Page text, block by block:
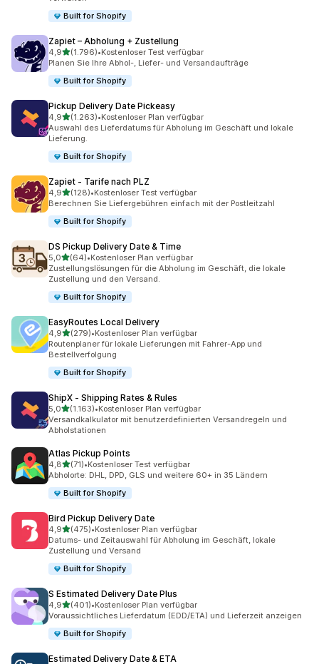
Built for Shopify
Zapiet – Abholung + Zustellung
4,9von 5 Sternen
(1.796)
1796 Rezensionen insgesamt
•Kostenloser Test verfügbar
Planen Sie Ihre Abhol-, Liefer- und Versandaufträge
Built for Shopify
Pickup Delivery Date Pickeasy
4,9von 5 Sternen
(1.263)
1263 Rezensionen insgesamt
•Kostenloser Plan verfügbar
Auswahl des Lieferdatums für Abholung im Geschäft und lokale
Lieferung.
Built for Shopify
Zapiet ‑ Tarife nach PLZ
4,9von 5 Sternen
(128)
128 Rezensionen insgesamt
•Kostenloser Test verfügbar
Berechnen Sie Liefergebühren einfach mit der Postleitzahl
Built for Shopify
DS Pickup Delivery Date & Time
5,0von 5 Sternen
(64)
64 Rezensionen insgesamt
•Kostenloser Plan verfügbar
Zustellungslösungen für die Abholung im Geschäft, die lokale
Zustellung und den Versand.
Built for Shopify
EasyRoutes Local Delivery
4,9von 5 Sternen
(279)
279 Rezensionen insgesamt
•Kostenloser Plan verfügbar
Routenplaner für lokale Lieferungen mit Fahrer-App und
Bestellverfolgung
Built for Shopify
ShipX ‑ Shipping Rates & Rules
5,0von 5 Sternen
(1.163)
1163 Rezensionen insgesamt
•Kostenloser Plan verfügbar
Versandkalkulator mit benutzerdefinierten Versandregeln und
Abholstationen
Atlas Pickup Points
4,8von 5 Sternen
(71)
71 Rezensionen insgesamt
•Kostenloser Test verfügbar
Abholorte: DHL, DPD, GLS und weitere 60+ in 35 Ländern
Built for Shopify
Bird Pickup Delivery Date
4,9von 5 Sternen
(475)
475 Rezensionen insgesamt
•Kostenloser Plan verfügbar
Datums- und Zeitauswahl für Abholung im Geschäft, lokale
Zustellung und Versand
Built for Shopify
S Estimated Delivery Date Plus
4,9von 5 Sternen
(401)
401 Rezensionen insgesamt
•Kostenloser Plan verfügbar
Voraussichtliches Lieferdatum (EDD/ETA) und Lieferzeit anzeigen
Built for Shopify
Estimated Delivery Date & ETA